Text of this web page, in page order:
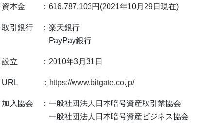
資本金 ：616,787,103円(2021年10月29日現在)
取引銀行 ：楽天銀行
PayPay銀行
設立 ：2010年3月31日
URL ： https://www.bitgate.co.jp/
加入協会 ：一般社団法人日本暗号資産取引業協会
一般社団法人日本暗号資産ビジネス協会